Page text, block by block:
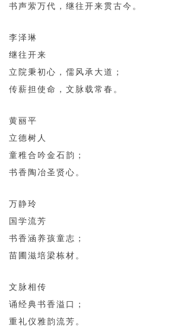
书声萦万代，继往开来贯古今。
李泽琳
继往开来
立院秉初心，儒风承大道；
传薪担使命，文脉载常春。
黄丽平
立德树人
童稚合吟金石韵；
书香陶冶圣贤心。
万静玲
国学流芳
书香涵养孩童志；
苗圃滋培梁栋材。
文脉相传
诵经典书香溢口；
重礼仪雅韵流芳。